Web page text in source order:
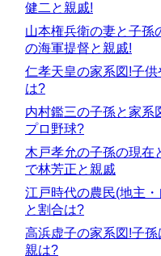
健二と親戚!
山本権兵衛の妻と子孫
の海軍提督と親戚!
仁孝天皇の家系図!子
は?
内村鑑三の子孫と家系
プロ野球?
木戸孝允の子孫の現在
で林芳正と親戚
江戸時代の農民(地主
と割合は?
高浜虚子の家系図!子
親は?